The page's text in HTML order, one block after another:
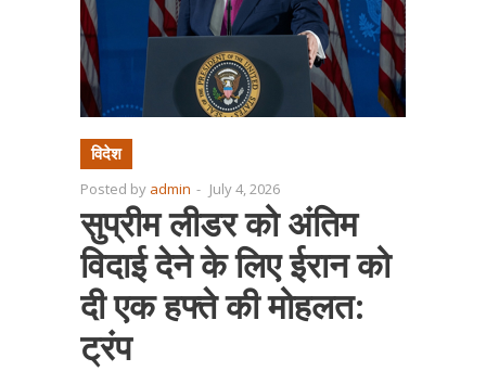
विदेश
Posted by admin - July 4, 2026
सुप्रीम लीडर को अंतिम
विदाई देने के लिए ईरान को
दी एक हफ्ते की मोहलत:
ट्रंप